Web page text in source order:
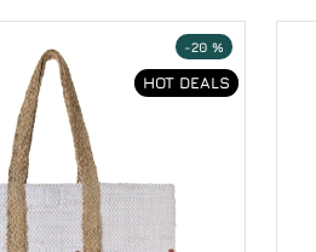
HOT DEALS
-20 %